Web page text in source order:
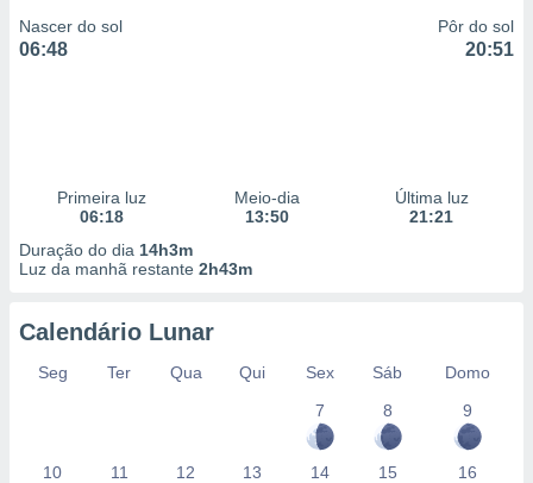
Nascer do sol
06:48
Pôr do sol
20:51
Primeira luz
06:18
Meio-dia
13:50
Última luz
21:21
Duração do dia 14h3m
Luz da manhã restante 2h43m
Calendário Lunar
Seg Ter Qua Qui Sex Sáb
Domo
7
8 9
10 11 12 13 14 15 16